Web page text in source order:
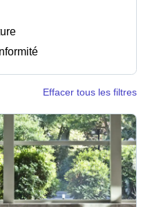
Effacer tous les filtres